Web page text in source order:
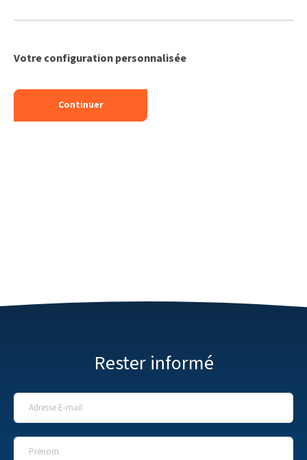
Votre configuration personnalisée
Continuer
Rester informé
Adresse E-mail
Prénom